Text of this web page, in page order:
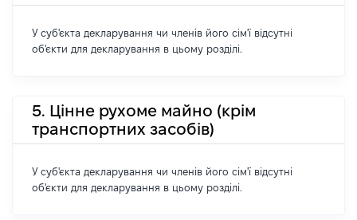
У суб'єкта декларування чи членів його сім'ї відсутні
об'єкти для декларування в цьому розділі.
5. Цінне рухоме майно (крім
транспортних засобів)
У суб'єкта декларування чи членів його сім'ї відсутні
об'єкти для декларування в цьому розділі.